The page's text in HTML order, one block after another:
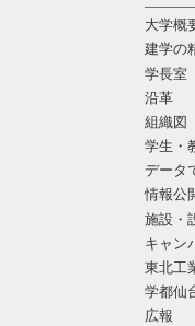
大学概
建学の
学長室
沿革
組織図
学生・
データ
情報公
施設・
キャン
東北工
学都仙
広報